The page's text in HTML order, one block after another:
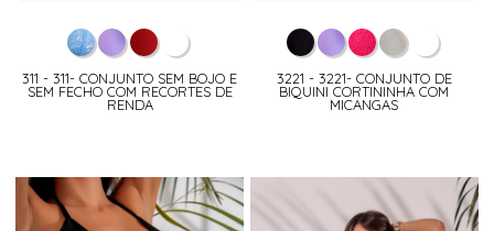
311 - 311- CONJUNTO SEM BOJO E
SEM FECHO COM RECORTES DE
RENDA
3221 - 3221- CONJUNTO DE
BIQUINI CORTININHA COM
MICANGAS